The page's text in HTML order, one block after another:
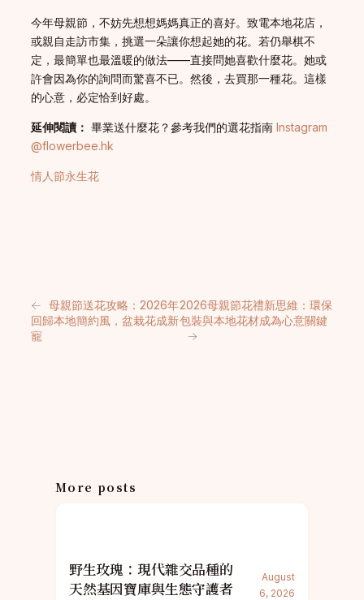
今年母親節，不妨先想想媽媽真正的喜好。致電本地花店，
或親自走訪市集，挑選一朵讓你想起她的花。若仍舉棋不
定，最簡單也最溫暖的做法——直接問她喜歡什麼花。她或
許會因為你的詢問而驚喜不已。然後，去買那一種花。這樣
的心意，必定恰到好處。
延伸閱讀： 畢業送什麼花？參考我們的選花指南 Instagram
@flowerbee.hk
情人節永生花
← 母親節送花攻略：2026年
回歸本地簡約風，盆栽花成新
寵
2026母親節花禮新思維：環保
包裝與本地花材成為心意關鍵
→
More posts
野生玫瑰：現代雜交品種的
天然基因寶庫與生態守護者
August
6, 2026